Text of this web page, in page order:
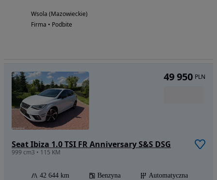
Wsola (Mazowieckie)
Firma • Podbite
Seat Ibiza 1.0 TSI FR Anniversary S&S DSG
999 cm3 • 115 KM
42 644 km Benzyna
Automatyczna
49 950 PLN